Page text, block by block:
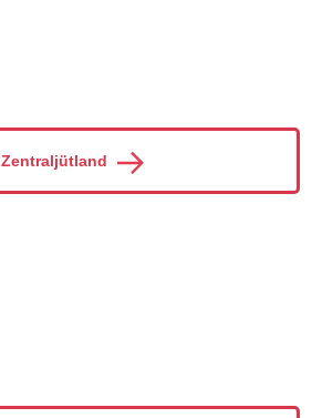
Zentraljütland